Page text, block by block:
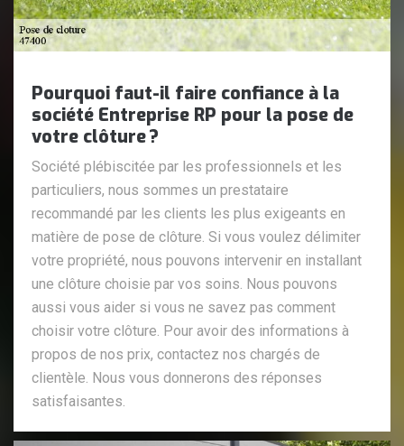
Pourquoi faut-il faire confiance à la
société Entreprise RP pour la pose de
votre clôture ?
Société plébiscitée par les professionnels et les
particuliers, nous sommes un prestataire
recommandé par les clients les plus exigeants en
matière de pose de clôture. Si vous voulez délimiter
votre propriété, nous pouvons intervenir en installant
une clôture choisie par vos soins. Nous pouvons
aussi vous aider si vous ne savez pas comment
choisir votre clôture. Pour avoir des informations à
propos de nos prix, contactez nos chargés de
clientèle. Nous vous donnerons des réponses
satisfaisantes.